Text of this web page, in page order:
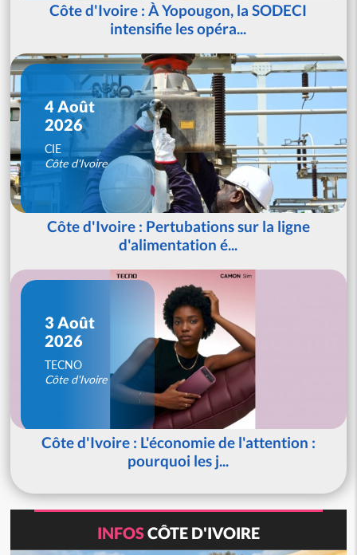
Côte d'Ivoire : À Yopougon, la SODECI
intensifie les opéra...
4 Août
2026
CIE
Côte d'Ivoire
Côte d'Ivoire : Pertubations sur la ligne
d'alimentation é...
3 Août
2026
TECNO
Côte d'Ivoire
Côte d'Ivoire : L'économie de l'attention :
pourquoi les j...
INFOSCÔTE D'IVOIRE